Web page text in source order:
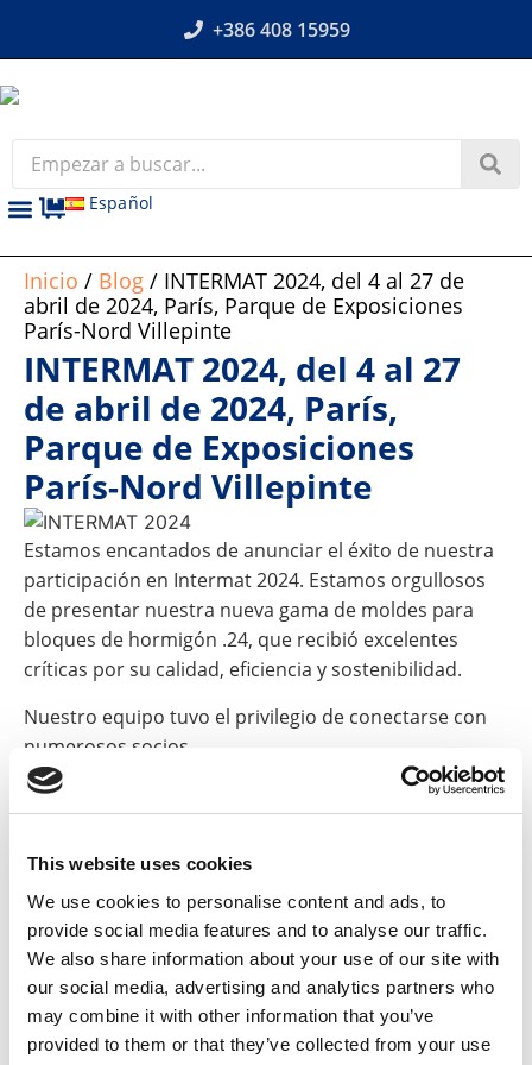
This website uses cookies
We use cookies to personalise content and ads, to
provide social media features and to analyse our traffic.
We also share information about your use of our site with
our social media, advertising and analytics partners who
may combine it with other information that you’ve
provided to them or that they’ve collected from your use
+386 408 15959
Español
Inicio / Blog / INTERMAT 2024, del 4 al 27 de
abril de 2024, París, Parque de Exposiciones
París-Nord Villepinte
INTERMAT 2024, del 4 al 27
de abril de 2024, París,
Parque de Exposiciones
París-Nord Villepinte
Estamos encantados de anunciar el éxito de nuestra
participación en Intermat 2024. Estamos orgullosos
de presentar nuestra nueva gama de moldes para
bloques de hormigón .24, que recibió excelentes
críticas por su calidad, eficiencia y sostenibilidad.
Nuestro equipo tuvo el privilegio de conectarse con
numerosos socios.
Gracias a todos por visitar nuestro stand y participar
en la exploración de oportunidades para futuras
colaboraciones.